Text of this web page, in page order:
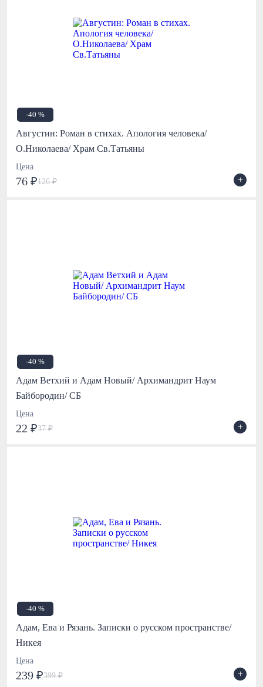
-40 %
Августин: Роман в стихах. Апология человека/
О.Николаева/ Храм Св.Татьяны
Цена
76 ₽126 ₽ +
-40 %
Адам Ветхий и Адам Новый/ Архимандрит Наум
Байбородин/ СБ
Цена
22 ₽37 ₽ +
-40 %
Адам, Ева и Рязань. Записки о русском пространстве/
Никея
Цена
239 ₽399 ₽ +